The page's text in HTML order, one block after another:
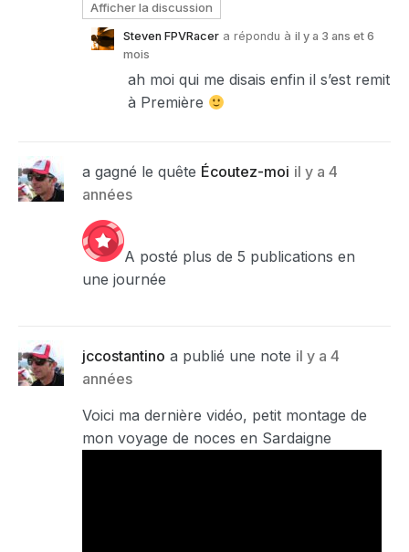
Afficher la discussion
Steven FPVRacer a répondu à il y a 3 ans et 6
mois
ah moi qui me disais enfin il s’est remit
à Première
a gagné le quête Écoutez-moi il y a 4
années
A posté plus de 5 publications en
une journée
jccostantino a publié une note il y a 4
années
Voici ma dernière vidéo, petit montage de
mon voyage de noces en Sardaigne